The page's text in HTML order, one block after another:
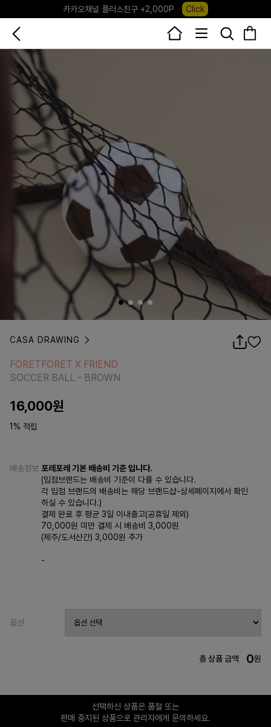
카카오채널 플러스친구 +2,000P
Click
포레포레 앱 다운로드 +3,000P
Down
CASA DRAWING
SOCCER BALL - BROWN
FORETFORET X FRIEND
SOCCER BALL - BROWN
16,000원
1% 적립
배송정보 포레포레 기본 배송비 기준 입니다.
(입점브랜드는 배송비 기준이 다를 수 있습니다.
각 입점 브랜드의 배송비는 해당 브랜드샵-상세페이지에서 확인
하실 수 있습니다.)
결제 완료 후 평균 3일 이내출고(공휴일 제외)
70,000원 미만 결제 시 배송비 3,000원
(제주/도서산간) 3,000원 추가
-
옵션
총 상품 금액 0원
선택하신 상품은 품절 또는
판매 중지된 상품으로 관리자에게 문의하세요.